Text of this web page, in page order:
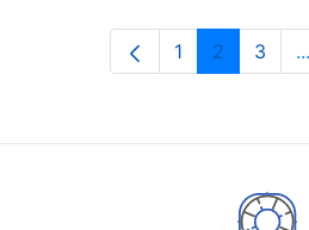
Page
1 Page
2 Page
3 ...